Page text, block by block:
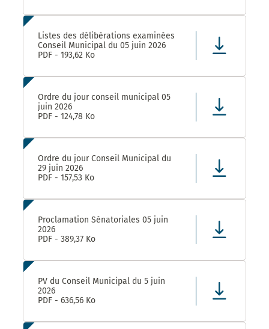
Listes des délibérations examinées
Conseil Municipal du 05 juin 2026
PDF - 193,62 Ko
Ordre du jour conseil municipal 05
juin 2026
PDF - 124,78 Ko
Ordre du jour Conseil Municipal du
29 juin 2026
PDF - 157,53 Ko
Proclamation Sénatoriales 05 juin
2026
PDF - 389,37 Ko
PV du Conseil Municipal du 5 juin
2026
PDF - 636,56 Ko